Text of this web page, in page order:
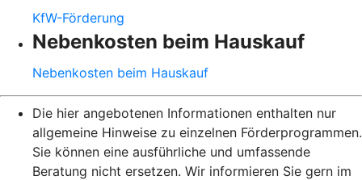
KfW-Förderung
Nebenkosten beim Hauskauf
Nebenkosten beim Hauskauf
Die hier angebotenen Informationen enthalten nur
allgemeine Hinweise zu einzelnen Förderprogrammen.
Sie können eine ausführliche und umfassende
Beratung nicht ersetzen. Wir informieren Sie gern im